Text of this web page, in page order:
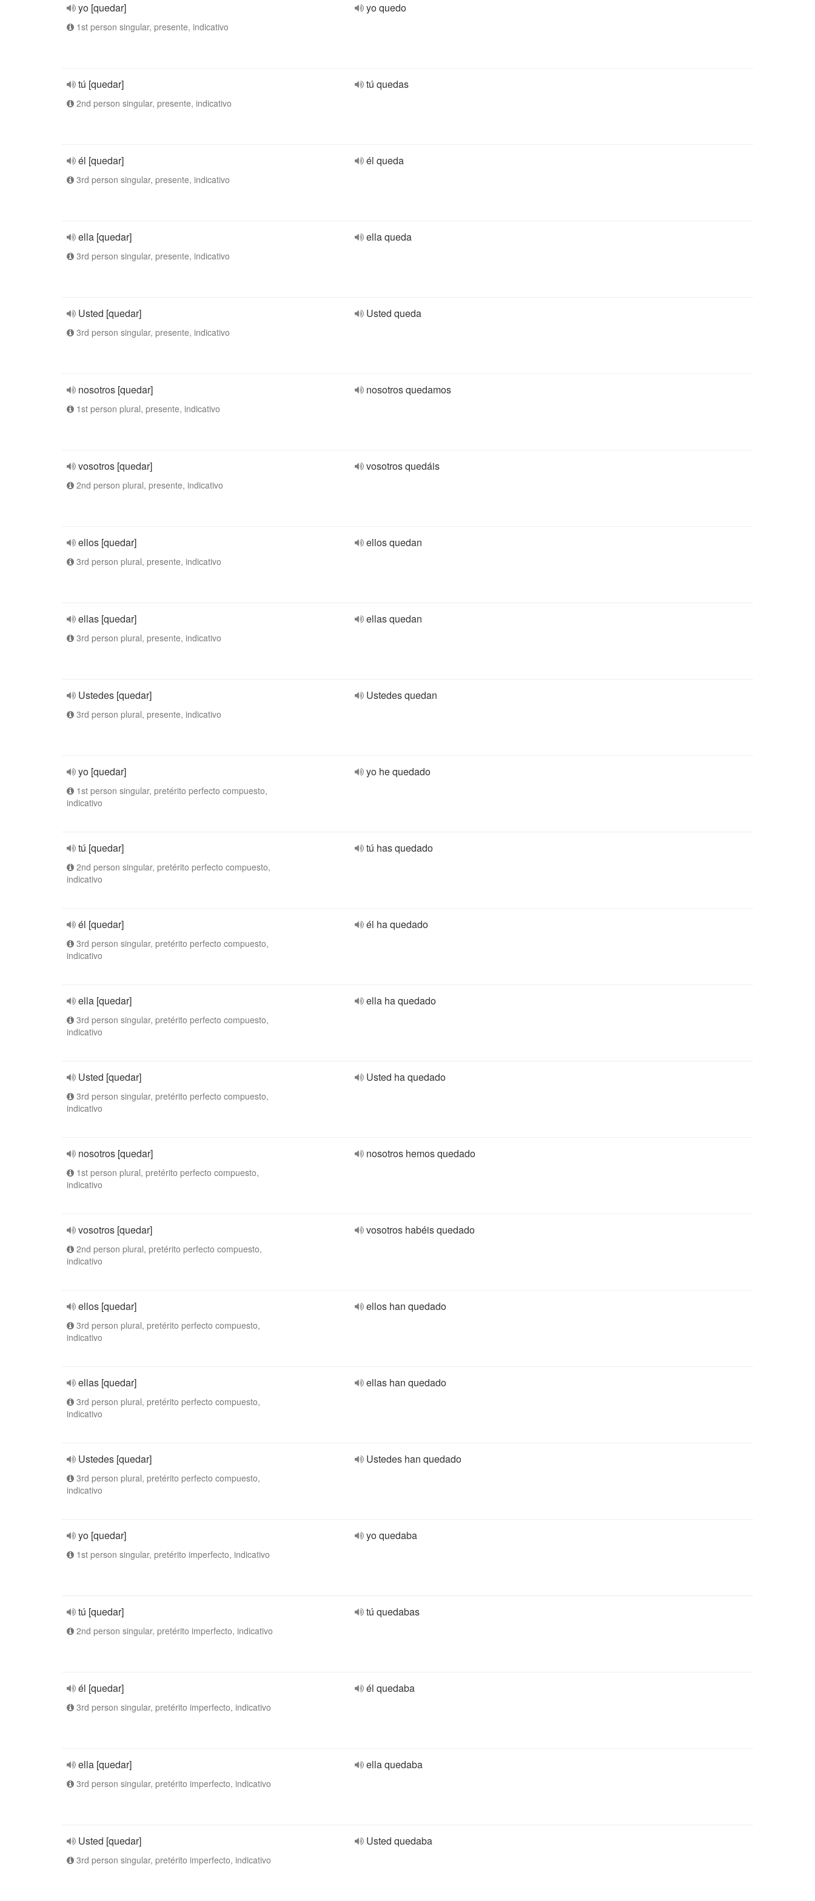
yo [quedar]
1st person singular, presente, indicativo
yo quedo
tú [quedar]
2nd person singular, presente, indicativo
tú quedas
él [quedar]
3rd person singular, presente, indicativo
él queda
ella [quedar]
3rd person singular, presente, indicativo
ella queda
Usted [quedar]
3rd person singular, presente, indicativo
Usted queda
nosotros [quedar]
1st person plural, presente, indicativo
nosotros quedamos
vosotros [quedar]
2nd person plural, presente, indicativo
vosotros quedáis
ellos [quedar]
3rd person plural, presente, indicativo
ellos quedan
ellas [quedar]
3rd person plural, presente, indicativo
ellas quedan
Ustedes [quedar]
3rd person plural, presente, indicativo
Ustedes quedan
yo [quedar]
1st person singular, pretérito perfecto compuesto,
indicativo
yo he quedado
tú [quedar]
2nd person singular, pretérito perfecto compuesto,
indicativo
tú has quedado
él [quedar]
3rd person singular, pretérito perfecto compuesto,
indicativo
él ha quedado
ella [quedar]
3rd person singular, pretérito perfecto compuesto,
indicativo
ella ha quedado
Usted [quedar]
3rd person singular, pretérito perfecto compuesto,
indicativo
Usted ha quedado
nosotros [quedar]
1st person plural, pretérito perfecto compuesto,
indicativo
nosotros hemos quedado
vosotros [quedar]
2nd person plural, pretérito perfecto compuesto,
indicativo
vosotros habéis quedado
ellos [quedar]
3rd person plural, pretérito perfecto compuesto,
indicativo
ellos han quedado
ellas [quedar]
3rd person plural, pretérito perfecto compuesto,
indicativo
ellas han quedado
Ustedes [quedar]
3rd person plural, pretérito perfecto compuesto,
indicativo
Ustedes han quedado
yo [quedar]
1st person singular, pretérito imperfecto, indicativo
yo quedaba
tú [quedar]
2nd person singular, pretérito imperfecto, indicativo
tú quedabas
él [quedar]
3rd person singular, pretérito imperfecto, indicativo
él quedaba
ella [quedar]
3rd person singular, pretérito imperfecto, indicativo
ella quedaba
Usted [quedar]
3rd person singular, pretérito imperfecto, indicativo
Usted quedaba